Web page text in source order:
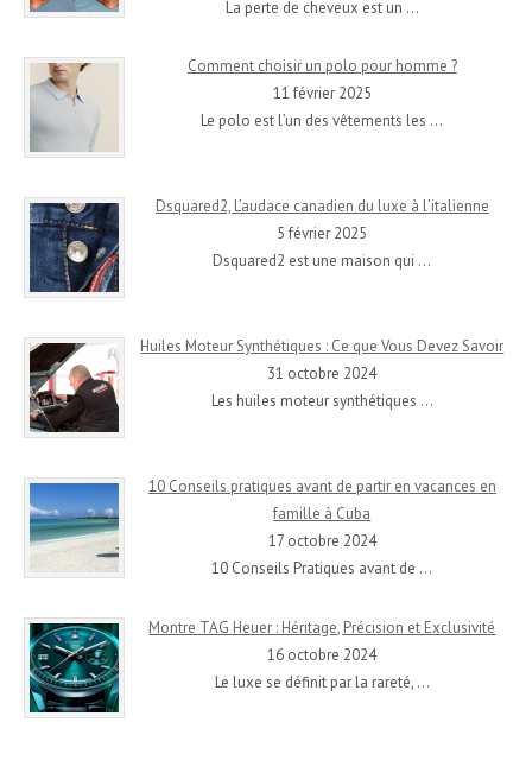
La perte de cheveux est un …
Comment choisir un polo pour homme ?
11 février 2025
Le polo est l’un des vêtements les …
Dsquared2, L’audace canadien du luxe à l’italienne
5 février 2025
Dsquared2 est une maison qui …
Huiles Moteur Synthétiques : Ce que Vous Devez Savoir
31 octobre 2024
Les huiles moteur synthétiques …
10 Conseils pratiques avant de partir en vacances en
famille à Cuba
17 octobre 2024
10 Conseils Pratiques avant de …
Montre TAG Heuer : Héritage, Précision et Exclusivité
16 octobre 2024
Le luxe se définit par la rareté, …